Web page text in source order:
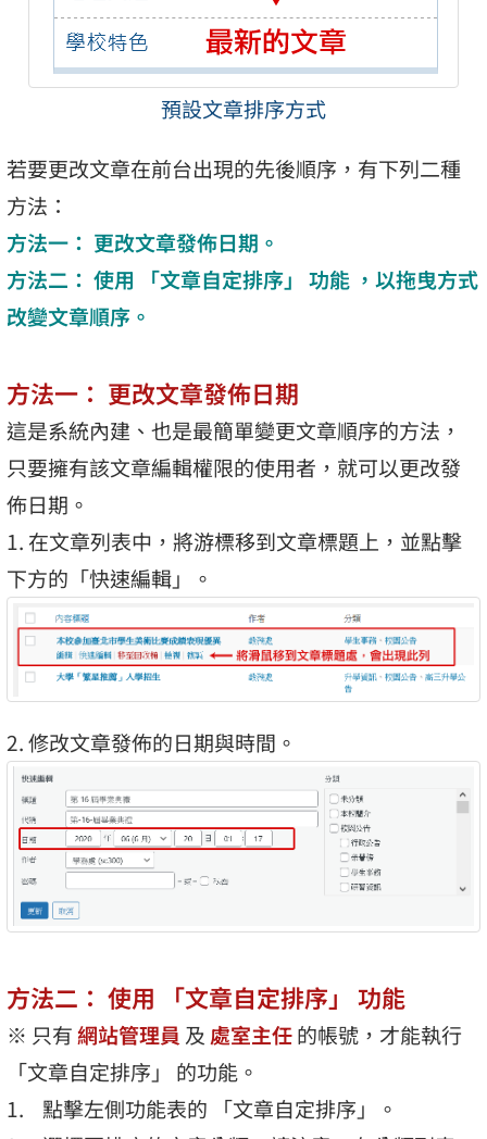
預設文章排序方式
若要更改文章在前台出現的先後順序，有下列二種
方法：
方法一： 更改文章發佈日期。
方法二： 使用 「文章自定排序」 功能 ，以拖曳方式
改變文章順序。
方法一： 更改文章發佈日期
這是系統內建、也是最簡單變更文章順序的方法，
只要擁有該文章編輯權限的使用者，就可以更改發
佈日期。
1. 在文章列表中，將游標移到文章標題上，並點擊
下方的「快速編輯」。
2. 修改文章發佈的日期與時間。
方法二： 使用 「文章自定排序」 功能
※ 只有網站管理員 及 處室主任的帳號，才能執行
「文章自定排序」 的功能。
點擊左側功能表的 「文章自定排序」。